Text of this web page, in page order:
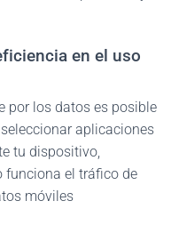
en el uso
por los datos es posible
aplicaciones
tu dispositivo,
funciona el tráfico de
móviles